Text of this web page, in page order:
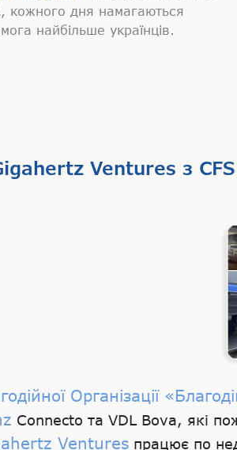
кожного дня намагаються
найбільше українців.
Ventures з
Організації
Connecto та VDL Bova, які
Ventures працює по